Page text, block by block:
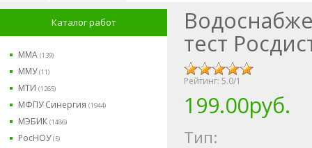
Каталог работ
ММА (139)
ММУ(11)
МТИ (1265)
МФПУ Синергия (1944)
МЭБИК (1486)
РосНОУ(5)
тест
Рейтинг: 5.0/1
199.00руб.
Тип: